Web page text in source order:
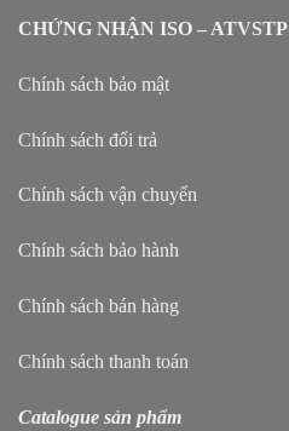
CHỨNG NHẬN ISO – ATVSTP
Chính sách bảo mật
Chính sách đổi trả
Chính sách vận chuyển
Chính sách bảo hành
Chính sách bán hàng
Chính sách thanh toán
Catalogue sản phẩm